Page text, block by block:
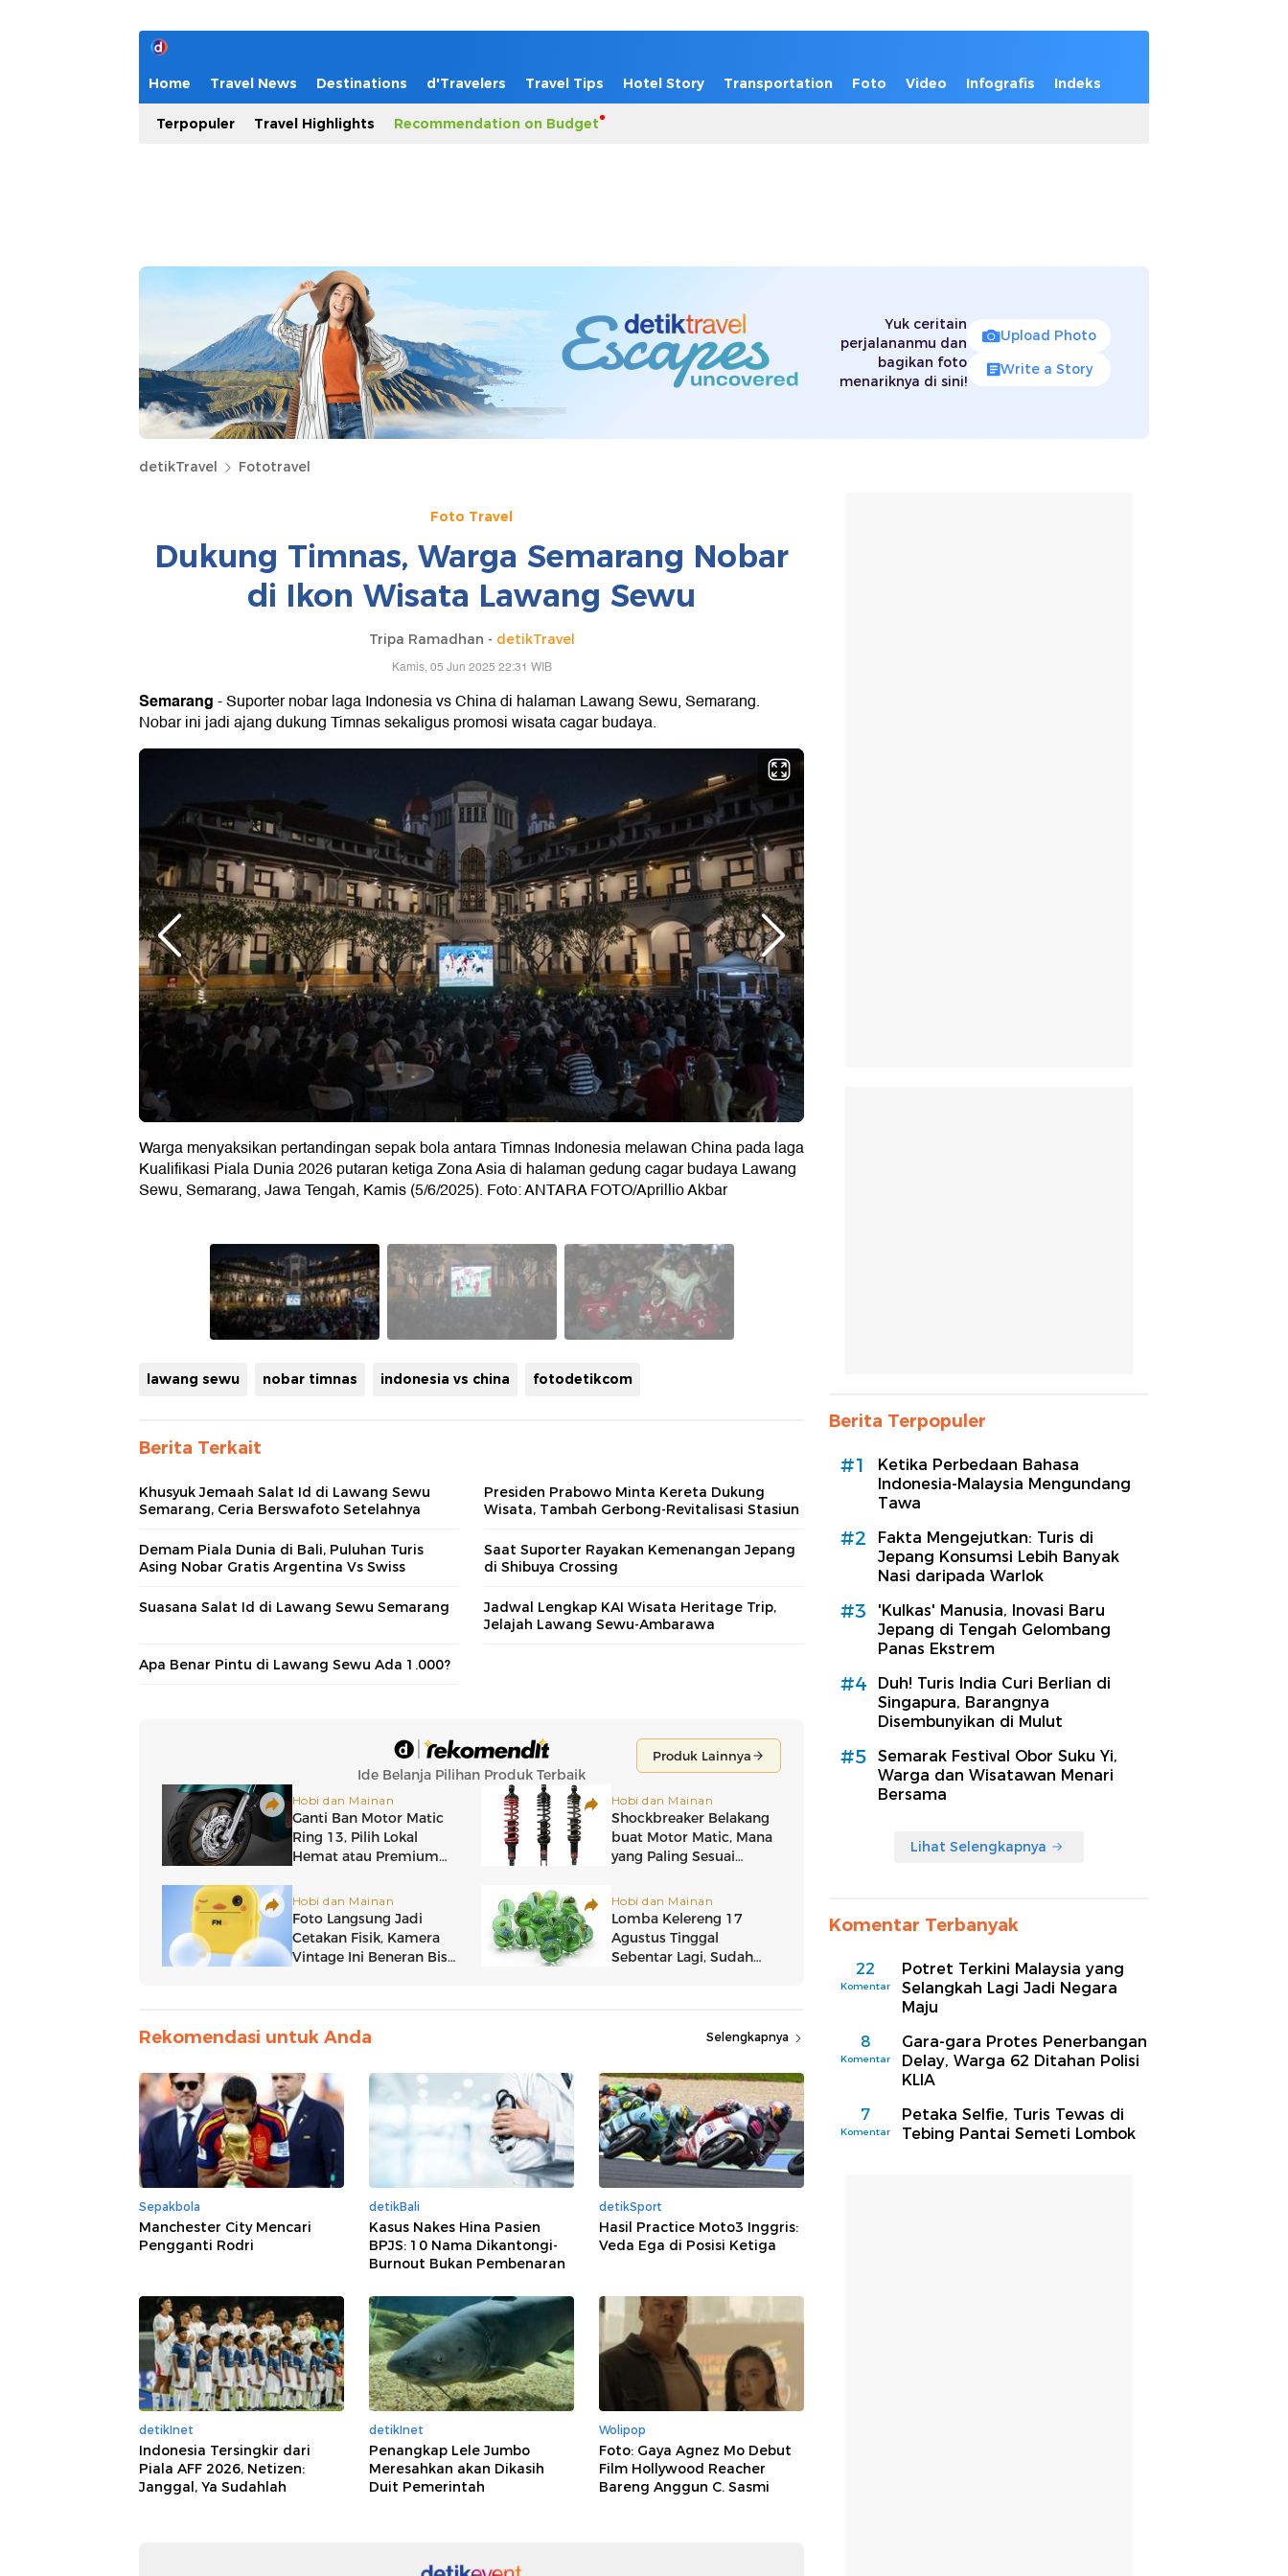
Home Travel News Destinations d'Travelers Travel Tips Hotel Story Transportation Foto Video Infografis Indeks
Terpopuler Travel Highlights Recommendation on Budget
Yuk ceritain
perjalananmu dan
bagikan foto
menariknya di sini!
Upload Photo
Write a Story
detikTravel Fototravel
Foto Travel
Dukung Timnas, Warga Semarang Nobar
di Ikon Wisata Lawang Sewu
Tripa Ramadhan - detikTravel
Kamis, 05 Jun 2025 22:31 WIB
Semarang- Suporter nobar laga Indonesia vs China di halaman Lawang Sewu, Semarang.
Nobar ini jadi ajang dukung Timnas sekaligus promosi wisata cagar budaya.
Warga menyaksikan pertandingan sepak bola antara Timnas Indonesia melawan China pada laga
Kualifikasi Piala Dunia 2026 putaran ketiga Zona Asia di halaman gedung cagar budaya Lawang
Sewu, Semarang, Jawa Tengah, Kamis (5/6/2025). Foto: ANTARA FOTO/Aprillio Akbar
lawang sewu nobar timnas indonesia vs china fotodetikcom
Berita Terkait
Khusyuk Jemaah Salat Id di Lawang Sewu
Semarang, Ceria Berswafoto Setelahnya
Presiden Prabowo Minta Kereta Dukung
Wisata, Tambah Gerbong-Revitalisasi Stasiun
Demam Piala Dunia di Bali, Puluhan Turis
Asing Nobar Gratis Argentina Vs Swiss
Saat Suporter Rayakan Kemenangan Jepang
di Shibuya Crossing
Suasana Salat Id di Lawang Sewu Semarang
Jadwal Lengkap KAI Wisata Heritage Trip,
Jelajah Lawang Sewu-Ambarawa
Apa Benar Pintu di Lawang Sewu Ada 1.000?
Rekomendasi untuk Anda Selengkapnya
Sepakbola
Manchester City Mencari
Pengganti Rodri
detikBali
Kasus Nakes Hina Pasien
BPJS: 10 Nama Dikantongi-
Burnout Bukan Pembenaran
detikSport
Hasil Practice Moto3 Inggris:
Veda Ega di Posisi Ketiga
detikInet
Indonesia Tersingkir dari
Piala AFF 2026, Netizen:
Janggal, Ya Sudahlah
detikInet
Penangkap Lele Jumbo
Meresahkan akan Dikasih
Duit Pemerintah
Wolipop
Foto: Gaya Agnez Mo Debut
Film Hollywood Reacher
Bareng Anggun C. Sasmi
Berita Terpopuler
#1
Ketika Perbedaan Bahasa
Indonesia-Malaysia Mengundang
Tawa
#2
Fakta Mengejutkan: Turis di
Jepang Konsumsi Lebih Banyak
Nasi daripada Warlok
#3
'Kulkas' Manusia, Inovasi Baru
Jepang di Tengah Gelombang
Panas Ekstrem
#4
Duh! Turis India Curi Berlian di
Singapura, Barangnya
Disembunyikan di Mulut
#5
Semarak Festival Obor Suku Yi,
Warga dan Wisatawan Menari
Bersama
Lihat Selengkapnya
Komentar Terbanyak
22
Komentar
Potret Terkini Malaysia yang
Selangkah Lagi Jadi Negara
Maju
8
Komentar
Gara-gara Protes Penerbangan
Delay, Warga 62 Ditahan Polisi
KLIA
7
Komentar
Petaka Selfie, Turis Tewas di
Tebing Pantai Semeti Lombok